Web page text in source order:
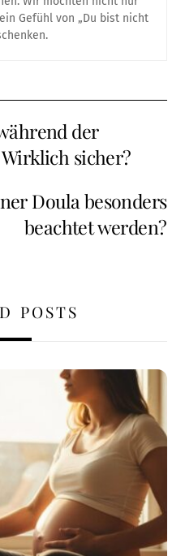
Gefühl von „Du bist nicht
der
sicher?
Doula besonders
beachtet werden?
POSTS